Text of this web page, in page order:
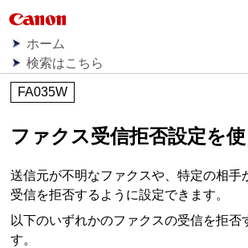
ホーム
検索はこちら
FA035W
ファクス受信拒否設定を使
送信元が不明なファクスや、特定の相手
受信を拒否するように設定できます。
以下のいずれかのファクスの受信を拒否
す。